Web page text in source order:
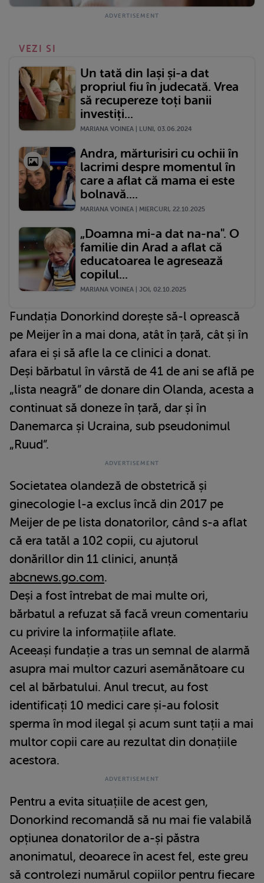
VEZI SI
Un tată din Iași și-a dat
propriul fiu în judecată. Vrea
să recupereze toți banii
investiți...
MARIANA VOINEA | LUNI, 03.06.2024
Andra, mărturisiri cu ochii în
lacrimi despre momentul în
care a aflat că mama ei este
bolnavă....
MARIANA VOINEA | MIERCURI, 22.10.2025
„Doamna mi-a dat na-na". O
familie din Arad a aflat că
educatoarea le agresează
copilul...
MARIANA VOINEA | JOI, 02.10.2025
Fundația Donorkind dorește să-l oprească
pe Meijer în a mai dona, atât în țară, cât și în
afara ei și să afle la ce clinici a donat.
Deși bărbatul în vârstă de 41 de ani se află pe
„lista neagră” de donare din Olanda, acesta a
continuat să doneze în țară, dar și în
Danemarca și Ucraina, sub pseudonimul
„Ruud”.
Societatea olandeză de obstetrică și
ginecologie l-a exclus încă din 2017 pe
Meijer de pe lista donatorilor, când s-a aflat
că era tatăl a 102 copii, cu ajutorul
donărillor din 11 clinici, anunță
abcnews.go.com.
Deși a fost întrebat de mai multe ori,
bărbatul a refuzat să facă vreun comentariu
cu privire la informațiile aflate.
Aceeași fundație a tras un semnal de alarmă
asupra mai multor cazuri asemănătoare cu
cel al bărbatului. Anul trecut, au fost
identificați 10 medici care și-au folosit
sperma în mod ilegal și acum sunt tații a mai
multor copii care au rezultat din donațiile
acestora.
Pentru a evita situațiile de acest gen,
Donorkind recomandă să nu mai fie valabilă
opțiunea donatorilor de a-și păstra
anonimatul, deoarece în acest fel, este greu
să controlezi numărul copiilor pentru fiecare